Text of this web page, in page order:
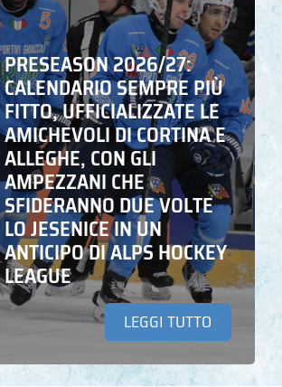
PRESEASON 2026/27:
CALENDARIO SEMPRE PIÙ
FITTO, UFFICIALIZZATE LE
AMICHEVOLI DI CORTINA E
ALLEGHE, CON GLI
AMPEZZANI CHE
SFIDERANNO DUE VOLTE
LO JESENICE IN UN
ANTICIPO DI ALPS HOCKEY
LEAGUE
LEGGI TUTTO